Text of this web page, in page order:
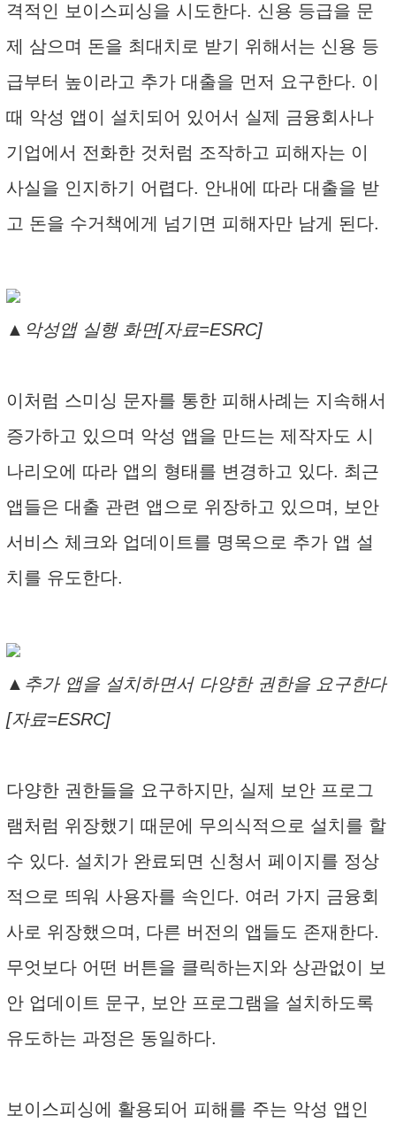
격적인 보이스피싱을 시도한다. 신용 등급을 문
제 삼으며 돈을 최대치로 받기 위해서는 신용 등
급부터 높이라고 추가 대출을 먼저 요구한다. 이
때 악성 앱이 설치되어 있어서 실제 금융회사나
기업에서 전화한 것처럼 조작하고 피해자는 이
사실을 인지하기 어렵다. 안내에 따라 대출을 받
고 돈을 수거책에게 넘기면 피해자만 남게 된다.
▲악성앱 실행 화면[자료=ESRC]
이처럼 스미싱 문자를 통한 피해사례는 지속해서
증가하고 있으며 악성 앱을 만드는 제작자도 시
나리오에 따라 앱의 형태를 변경하고 있다. 최근
앱들은 대출 관련 앱으로 위장하고 있으며, 보안
서비스 체크와 업데이트를 명목으로 추가 앱 설
치를 유도한다.
▲추가 앱을 설치하면서 다양한 권한을 요구한다
[자료=ESRC]
다양한 권한들을 요구하지만, 실제 보안 프로그
램처럼 위장했기 때문에 무의식적으로 설치를 할
수 있다. 설치가 완료되면 신청서 페이지를 정상
적으로 띄워 사용자를 속인다. 여러 가지 금융회
사로 위장했으며, 다른 버전의 앱들도 존재한다.
무엇보다 어떤 버튼을 클릭하는지와 상관없이 보
안 업데이트 문구, 보안 프로그램을 설치하도록
유도하는 과정은 동일하다.
보이스피싱에 활용되어 피해를 주는 악성 앱인